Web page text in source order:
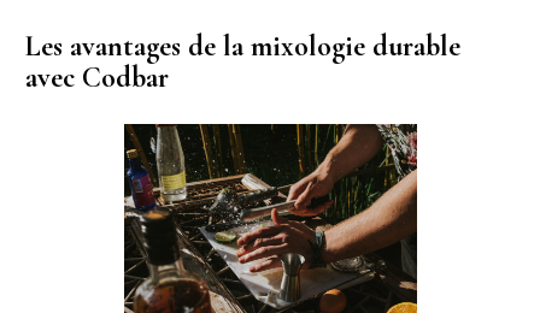
Les avantages de la mixologie durable
avec Codbar